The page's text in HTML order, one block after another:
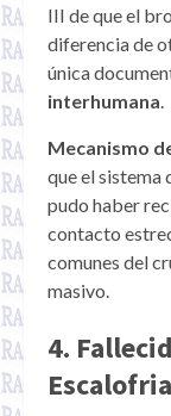
III de que el
diferencia de
única
interhumana.
Mecanismo
que el sistema
pudo haber
contacto
comunes del
masivo.
4.